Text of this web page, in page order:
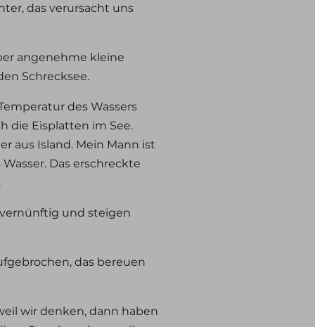
das verursacht uns
angenehme kleine
Schrecksee.
des Wassers
die Eisplatten im See.
aus Island. Mein Mann ist
Das erschreckte
und steigen
das bereuen
wir denken, dann haben